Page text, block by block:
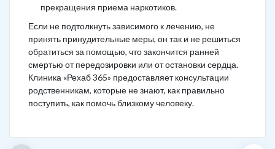
прекращения приема наркотиков.
Если не подтолкнуть зависимого к лечению, не
принять принудительные меры, он так и не решиться
обратиться за помощью, что закончится ранней
смертью от передозировки или от остановки сердца.
Клиника «Рехаб 365» предоставляет консультации
родственникам, которые не знают, как правильно
поступить, как помочь близкому человеку.